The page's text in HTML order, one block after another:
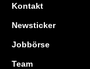
Kontakt
Newsticker
Jobbörse
Team